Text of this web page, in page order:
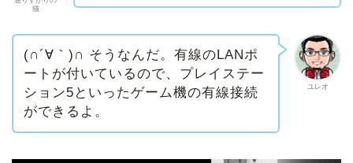
猫
ユレオ
(∩´∀｀)∩ そうなんだ。有線のLANポ
ートが付いているので、プレイステー
ション5といったゲーム機の有線接続
ができるよ。